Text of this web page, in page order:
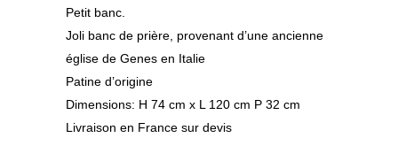
Petit banc.
Joli banc de prière, provenant d’une ancienne
église de Genes en Italie
Patine d’origine
Dimensions: H 74 cm x L 120 cm P 32 cm
Livraison en France sur devis